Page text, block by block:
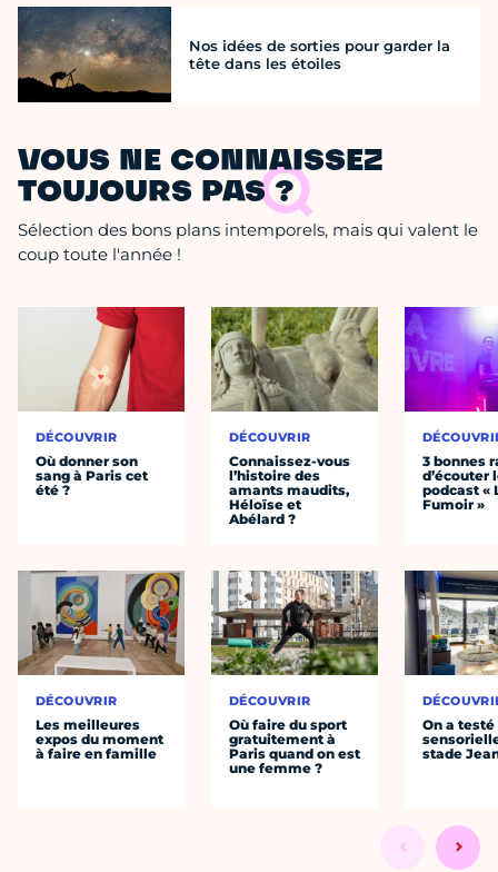
Nos idées de sorties pour garder la
tête dans les étoiles
VOUS NE CONNAISSEZ
TOUJOURS PAS ?
Sélection des bons plans intemporels, mais qui valent le
coup toute l'année !
DÉCOUVRIR
Où donner son
sang à Paris cet
été ?
DÉCOUVRIR
Les meilleures
expos du moment
à faire en famille
DÉCOUVRIR
Connaissez-vous
l’histoire des
amants maudits,
Héloïse et
Abélard ?
DÉCOUVRIR
Où faire du sport
gratuitement à
Paris quand on est
une femme ?
3 bonnes
d’écouter
podcast «
Fumoir »
On a
stade